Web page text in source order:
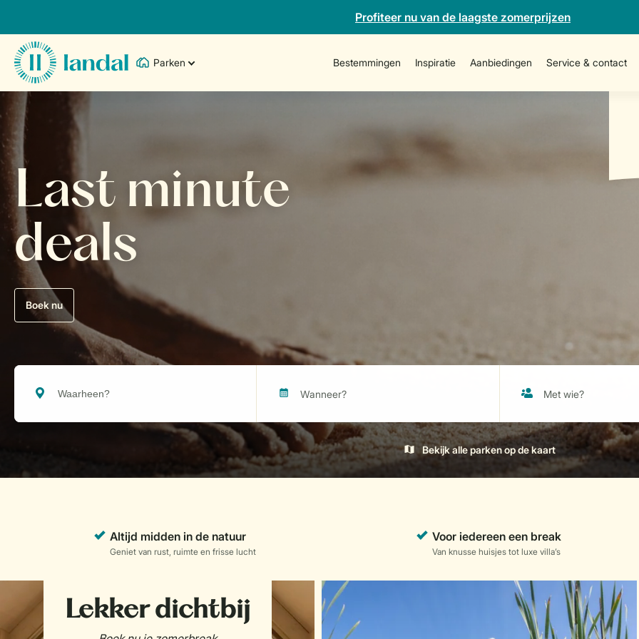
Profiteer nu van de laagste zomerprijzen
Parken Bestemmingen Inspiratie Aanbiedingen Service & contact
Last minute
deals
Boek nu
Bekijk alle parken op de kaart